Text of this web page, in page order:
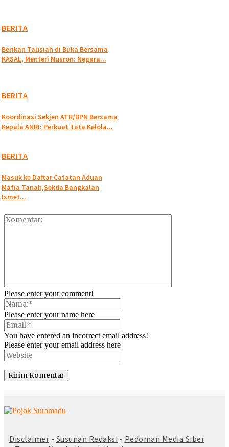
BERITA
Berikan Tausiah di Buka Bersama
KASAL, Menteri Nusron: Negara...
BERITA
Koordinasi Sekjen ATR/BPN Bersama
Kepala ANRI: Perkuat Tata Kelola...
BERITA
Masuk ke Daftar Catatan Aduan
Mafia Tanah,Sekda Bangkalan
Ismet...
Please enter your comment!
Please enter your name here
You have entered an incorrect email address!
Please enter your email address here
Disclaimer - Susunan Redaksi - Pedoman Media Siber